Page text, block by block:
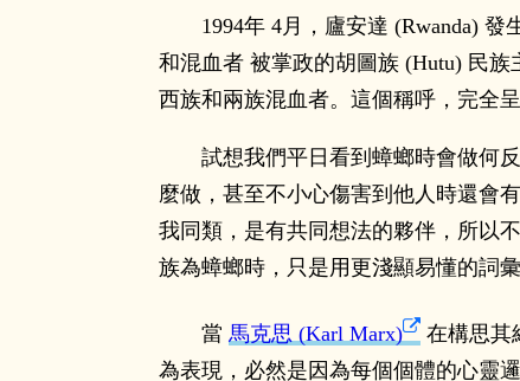
1994年 4月，廬安達 (Rwanda)
和混血者 被掌政的胡圖族 (Hutu) 民
西族和兩族混血者。這個稱呼，完全
試想我們平日看到蟑螂時會做何
麼做，甚至不小心傷害到他人時還會
我同類，是有共同想法的夥伴，所以
族為蟑螂時，只是用更淺顯易懂的詞
當馬克思 (Karl Marx)
在構思其
為表現，必然是因為每個個體的心靈